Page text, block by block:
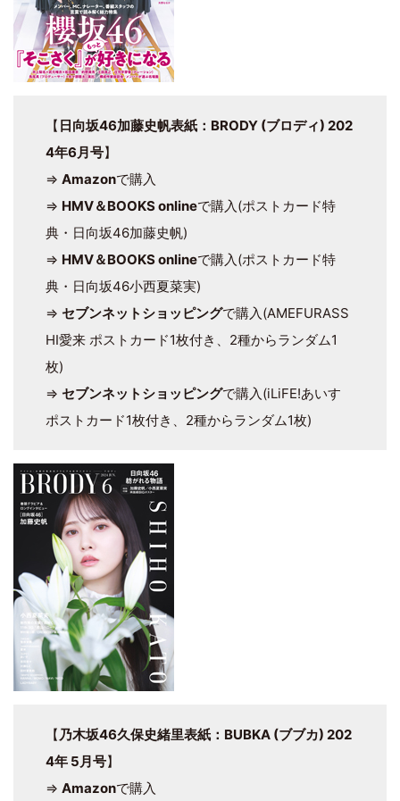
【 日向坂46加藤史帆表紙：BRODY (ブロディ) 202
4年6月号】
⇒ Amazonで購入
⇒ HMV＆BOOKS onlineで購入(ポストカード特
典・日向坂46加藤史帆)
⇒ HMV＆BOOKS onlineで購入(ポストカード特
典・日向坂46小西夏菜実)
⇒ セブンネットショッピングで購入(AMEFURASS
HI愛来 ポストカード1枚付き、2種からランダム1
枚)
⇒ セブンネットショッピングで購入(iLiFE!あいす
ポストカード1枚付き、2種からランダム1枚)
【乃木坂46久保史緒里表紙：BUBKA (ブブカ) 202
4年 5月号】
⇒ Amazonで購入